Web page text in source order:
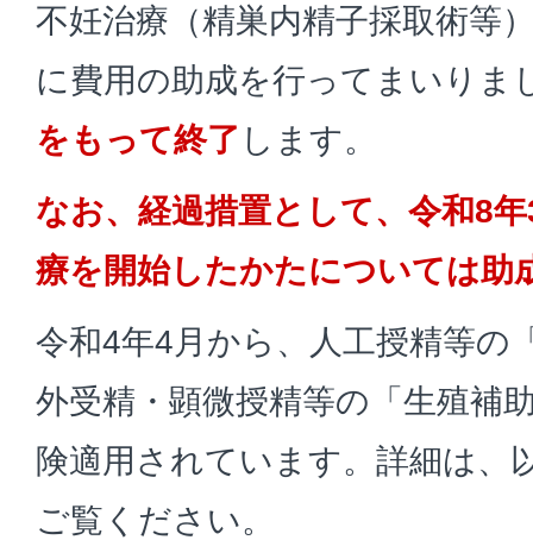
不妊治療（精巣内精子採取術等
に費用の助成を行ってまいりま
をもって終了 します。
なお、経過措置として、令和8
療を開始したかたについては助
令和4年4月から、人工授精等の
外受精・顕微授精等の「生殖補
険適用されています。詳細は、
ご覧ください。